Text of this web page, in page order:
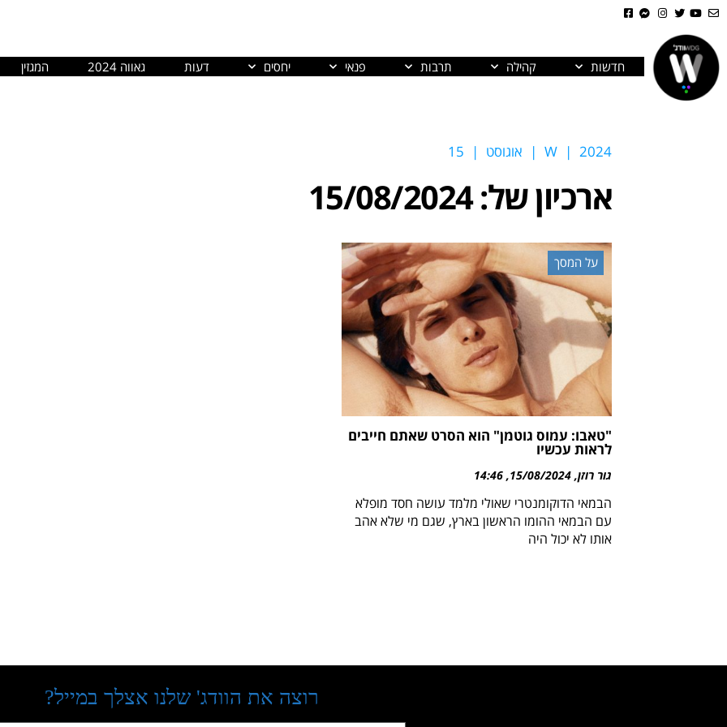
חדשות קהילה תרבות פנאי יחסים דעות גאווה 2024 המגזין
W | 2024
| אוגוסט |
15
ארכיון של:15/08/2024
על המסך
"טאבו: עמוס גוטמן" הוא הסרט שאתם חייבים
לראות עכשיו
גור רוזן 15/08/2024
14:46
הבמאי הדוקומנטרי שאולי מלמד עושה חסד מופלא
עם הבמאי ההומו הראשון בארץ, שגם מי שלא אהב
אותו לא יכול היה